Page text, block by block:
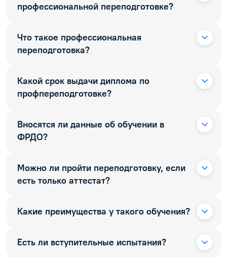
профессиональной переподготовке?
Что такое профессиональная
переподготовка?
Какой срок выдачи диплома по
профпереподготовке?
Вносятся ли данные об обучении в
ФРДО?
Можно ли пройти переподготовку, если
есть только аттестат?
Какие преимущества у такого обучения?
Есть ли вступительные испытания?